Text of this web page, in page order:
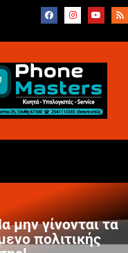
μην γίνονται τα
πολιτικής